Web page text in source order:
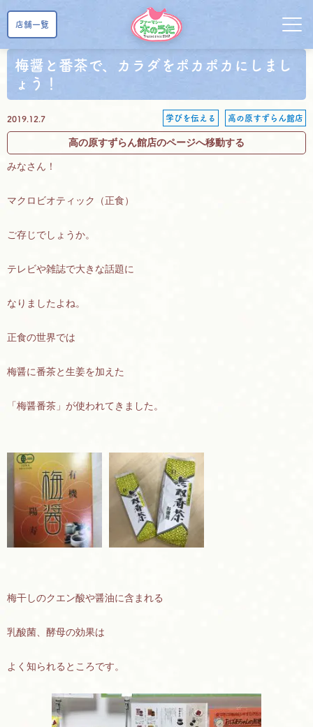
店舗一覧
梅醤と番茶で、カラダをポカポカにしまし
ょう！
2019.12.7 学びを伝える 高の原すずらん館店
高の原すずらん館店のページへ移動する
みなさん！
マクロビオティック（正食）
ご存じでしょうか。
テレビや雑誌で大きな話題に
なりましたよね。
正食の世界では
梅醤に番茶と生姜を加えた
「梅醤番茶」が使われてきました。
梅干しのクエン酸や醤油に含まれる
乳酸菌、酵母の効果は
よく知られるところです。